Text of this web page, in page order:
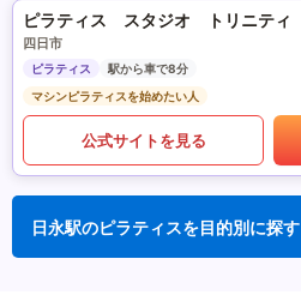
ピラティス スタジオ トリニティ
四日市
ピラティス
駅から車で8分
マシンピラティスを始めたい人
公式サイトを見る
日永駅のピラティスを目的別に探す